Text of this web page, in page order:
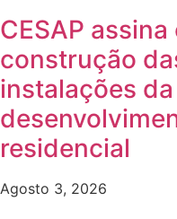
CESAP
construção
instalações da
residencial
Agosto 3, 2026